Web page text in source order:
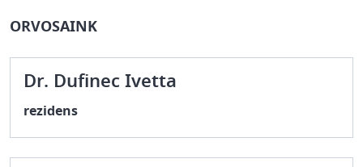
ORVOSAINK
Dr. Dufinec Ivetta
rezidens